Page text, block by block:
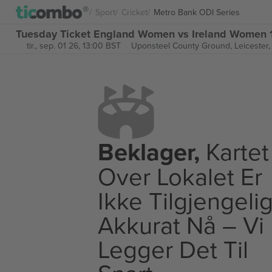
Sport Cricket Metro Bank ODI Series
Tuesday Ticket England Women vs Ireland
tir., sep. 01 26, 13:00 BST Uponsteel County Ground,
Beklager, Kartet
Over Lokalet Er
Ikke Tilgjengelig
Akkurat Nå – Vi
Legger Det Til